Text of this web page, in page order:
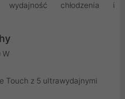
wydajność chłodzenia i
W
Touch z 5 ultrawydajnymi